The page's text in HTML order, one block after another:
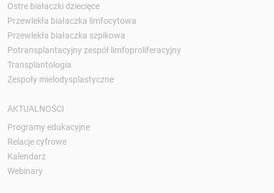
Ostre białaczki dziecięce
Przewlekła białaczka limfocytowa
Przewlekła białaczka szpikowa
Potransplantacyjny zespół limfoproliferacyjny
Transplantologia
Zespoły mielodysplastyczne
AKTUALNOŚCI
Programy edukacyjne
Relacje cyfrowe
Kalendarz
Webinary